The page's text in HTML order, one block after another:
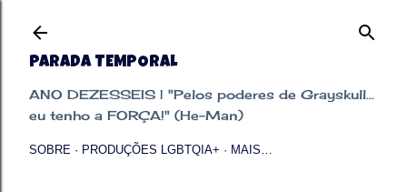
PARADA TEMPORAL
ANO DEZESSEIS | "Pelos poderes de Grayskull...
eu tenho a FORÇA!" (He-Man)
SOBRE PRODUÇÕES LGBTQIA+ MAIS…